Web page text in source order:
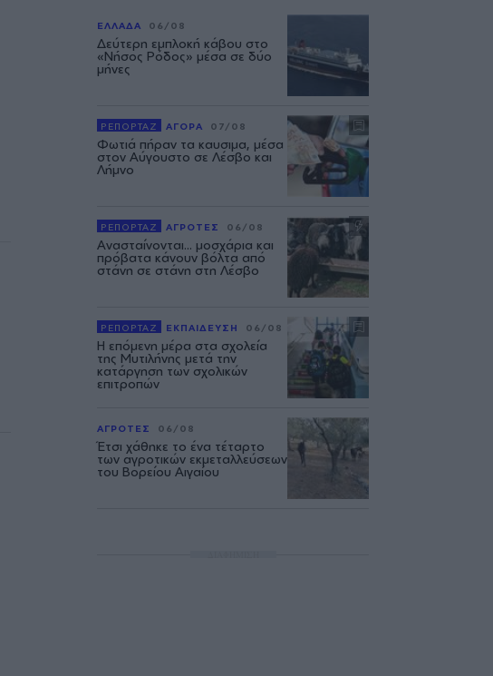
ΕΛΛΑΔΑ 06/08
Δεύτερη εμπλοκή κάβου στο
«Νήσος Ρόδος» μέσα σε δύο
μήνες
ΡΕΠΟΡΤΑΖ ΑΓΟΡΑ 07/08
Φωτιά πήραν τα καυσιμα, μέσα
στον Αύγουστο σε Λέσβο και
Λήμνο
ΡΕΠΟΡΤΑΖ ΑΓΡΟΤΕΣ 06/08
Ανασταίνονται... μοσχάρια και
πρόβατα κάνουν βόλτα από
στάνη σε στάνη στη Λέσβο
ΡΕΠΟΡΤΑΖ ΕΚΠΑΙΔΕΥΣΗ 06/08
Η επόμενη μέρα στα σχολεία
της Μυτιλήνης μετά την
κατάργηση των σχολικών
επιτροπών
ΑΓΡΟΤΕΣ 06/08
Έτσι χάθηκε το ένα τέταρτο
των αγροτικών εκμεταλλεύσεων
του Βορείου Αιγαίου